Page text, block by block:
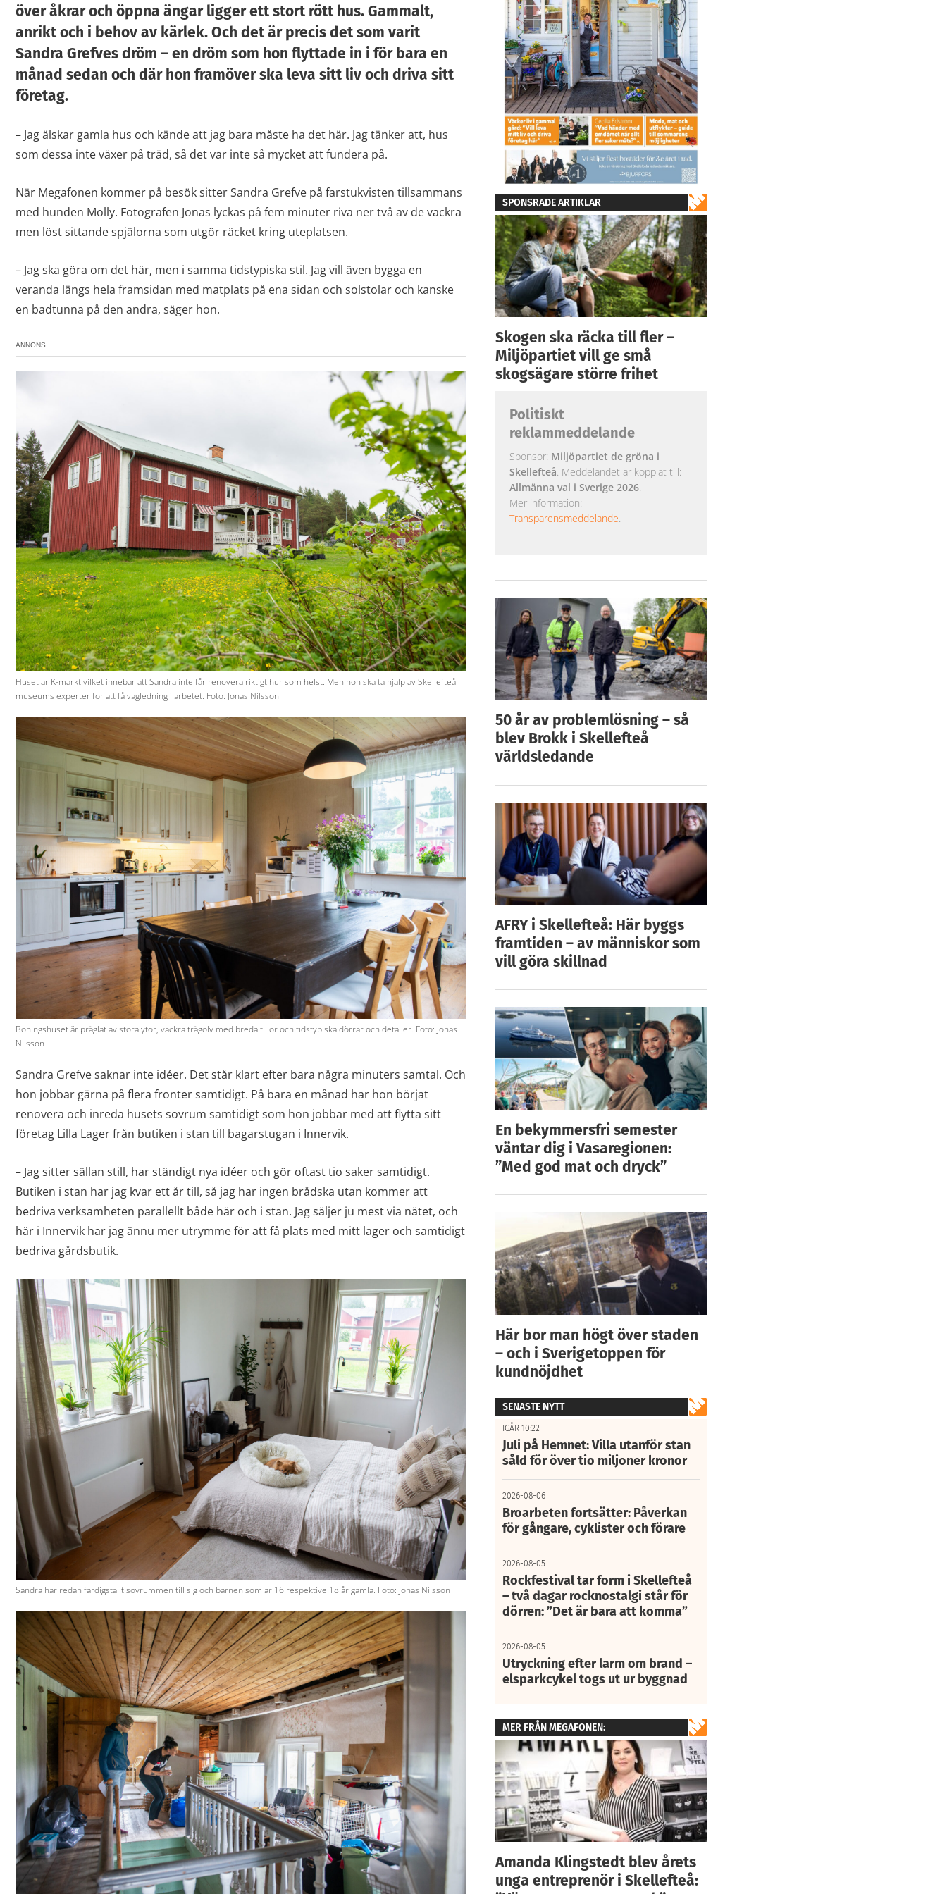
SOMMARI Innervik, bara sex minuter från stan, och med utsikt
över åkrar och öppna ängar ligger ett stort rött hus. Gammalt,
anrikt och i behov av kärlek. Och det är precis det som varit
Sandra Grefves dröm – en dröm som hon flyttade in i för bara en
månad sedan och där hon framöver ska leva sitt liv och driva sitt
företag.
– Jag älskar gamla hus och kände att jag bara måste ha det här. Jag tänker att, hus
När Megafonen kommer på besök sitter Sandra Grefve på farstukvisten tillsammans
med hunden Molly. Fotografen Jonas lyckas på fem minuter riva ner två av de vackra
– Jag ska göra om det här, men i samma tidstypiska stil. Jag vill även bygga en
veranda längs hela framsidan med matplats på ena sidan och solstolar och kanske
ANNONS
Huset är K-märkt vilket innebär att Sandra inte får renovera riktigt hur som helst. Men hon ska ta hjälp av Skellefteå
Boningshuset är präglat av stora ytor, vackra trägolv med breda tiljor och tidstypiska dörrar och detaljer. Foto: Jonas
Sandra Grefve saknar inte idéer. Det står klart efter bara några minuters samtal. Och
hon jobbar gärna på flera fronter samtidigt. På bara en månad har hon börjat
renovera och inreda husets sovrum samtidigt som hon jobbar med att flytta sitt
– Jag sitter sällan still, har ständigt nya idéer och gör oftast tio saker samtidigt.
Butiken i stan har jag kvar ett år till, så jag har ingen brådska utan kommer att
bedriva verksamheten parallellt både här och i stan. Jag säljer ju mest via nätet, och
här i Innervik har jag ännu mer utrymme för att få plats med mitt lager och samtidigt
SPONSRADE ARTIKLAR
Skogen ska räcka till fler –
Miljöpartiet vill ge små
skogsägare större frihet
Politiskt
reklammeddelande
Sponsor: Miljöpartiet de gröna i
Skellefteå. Meddelandet är kopplat till:
Allmänna val i Sverige 2026.
Mer information:
Transparensmeddelande.
50 år av problemlösning – så
blev Brokk i Skellefteå
världsledande
AFRY i Skellefteå: Här byggs
framtiden – av människor som
vill göra skillnad
En bekymmersfri semester
väntar dig i Vasaregionen:
”Med god mat och dryck”
Här bor man högt över staden
– och i Sverigetoppen för
kundnöjdhet
SENASTE NYTT
IGÅR 10:22
Juli på Hemnet: Villa utanför stan
såld för över tio miljoner kronor
2026-08-06
Broarbeten fortsätter: Påverkan
för gångare, cyklister och förare
2026-08-05
Rockfestival tar form i Skellefteå
– två dagar rocknostalgi står för
dörren: ”Det är bara att komma”
2026-08-05
Utryckning efter larm om brand –
elsparkcykel togs ut ur byggnad
MER FRÅN MEGAFONEN:
Amanda Klingstedt blev årets
unga entreprenör i Skellefteå: